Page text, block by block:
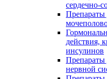
сердечно-
Препараты
действия,
инсулинов
Препараты
нервной